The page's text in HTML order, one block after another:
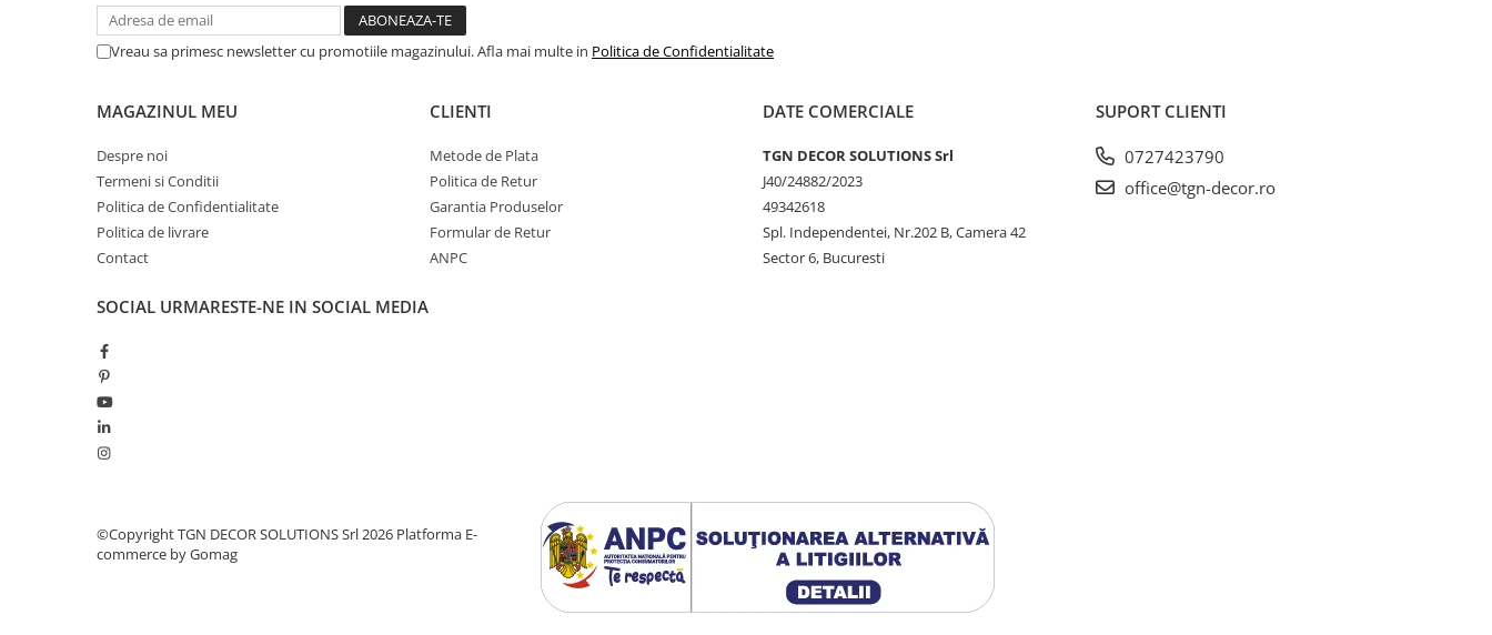
Vreau sa primesc newsletter cu promotiile magazinului. Afla mai multe in Politica de Confidentialitate
MAGAZINUL MEU
Despre noi
Termeni si Conditii
Politica de Confidentialitate
Politica de livrare
Contact
CLIENTI
Metode de Plata
Politica de Retur
Garantia Produselor
Formular de Retur
ANPC
DATE COMERCIALE
TGN DECOR SOLUTIONS Srl
J40/24882/2023
49342618
Spl. Independentei, Nr.202 B, Camera 42
Sector 6, Bucuresti
SUPORT CLIENTI
0727423790
office@tgn-decor.ro
SOCIAL URMARESTE-NE IN SOCIAL MEDIA
©Copyright TGN DECOR SOLUTIONS Srl 2026 Platforma E-
commerce by Gomag